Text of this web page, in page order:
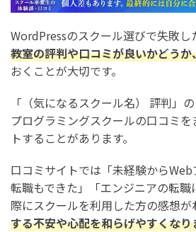
WordPressのスクール選びで失敗し
教室の評判や口コミが良いかどう
おくことが大切です。
「（気になるスクール名） 評判」
プログラミングスクールの口コミ
トすることがあります。
口コミサイトでは「未経験から
転職もできた」「エンジニアの転職
際にスクールを利用した方の感想が
する不安や心配を和らげやすくなり